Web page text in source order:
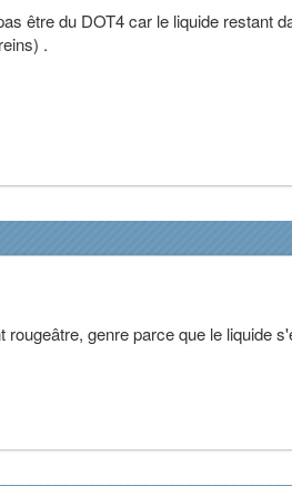
être du DOT4 car le liquide restant
.
genre parce que le liquide